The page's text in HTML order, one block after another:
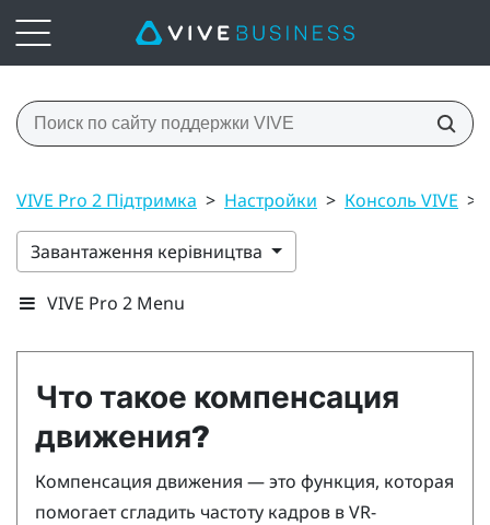
VIVE Pro 2 Підтримка > Настройки > Консоль VIVE >
Завантаження керівництва
VIVE Pro 2 Menu
Что такое компенсация
движения?
Компенсация движения — это функция, которая
помогает сгладить частоту кадров в VR-